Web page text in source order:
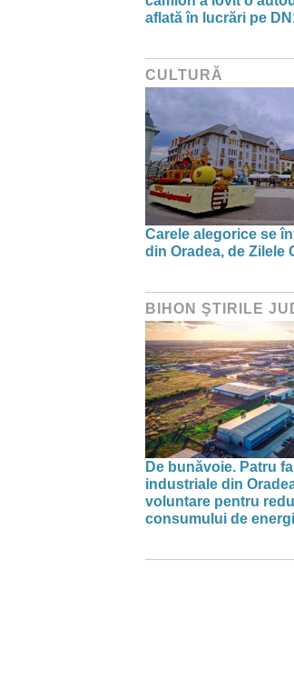
aflată în lucrări pe
CULTURĂ
Carele alegorice se
din Oradea, de Zilele
BIHON ŞTIRILE
De bunăvoie. Patru
industriale din
voluntare pentru
consumului de